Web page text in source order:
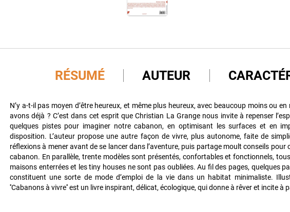
RÉSUMÉ AUTEUR
N’y a-t-il pas moyen d’être heureux, et même plus heureux, avec beaucoup moins ou
avons déjà ? C’est dans cet esprit que Christian La Grange nous invite à repenser
quelques pistes pour imaginer notre cabanon, en optimisant les surfaces et en
disposition. L’auteur propose une autre façon de vivre, plus autonome, faite de
réflexions à mener avant de se lancer dans l’aventure, puis partage moult conseils pour
cabanon. En parallèle, trente modèles sont présentés, confortables et fonctionnels,
maisons enterrées et les tiny houses ne sont pas oubliées. Au fil des pages, quelques
constituent une sorte de mode d’emploi de la vie dans un habitat minimaliste.
''Cabanons à vivre'' est un livre inspirant, délicat, écologique, qui donne à rêver et incite à